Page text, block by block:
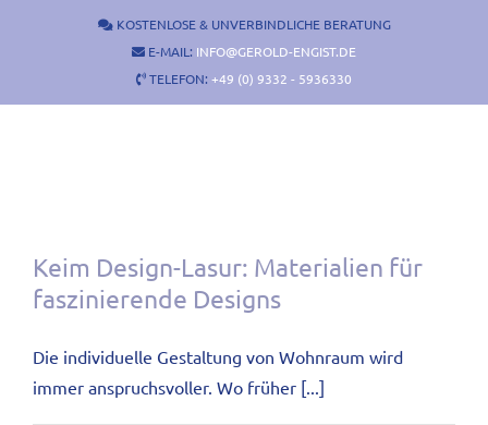
KOSTENLOSE & UNVERBINDLICHE BERATUNG
E-MAIL: INFO@GEROLD-ENGIST.DE
TELEFON: +49 (0) 9332 - 5936330
Keim Design-Lasur: Materialien für
faszinierende Designs
Die individuelle Gestaltung von Wohnraum wird
immer anspruchsvoller. Wo früher [...]